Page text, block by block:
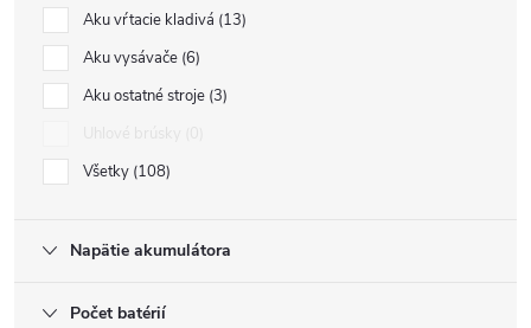
Aku vŕtacie kladivá 13
Aku vysávače 6
Aku ostatné stroje 3
Všetky 108
Napätie akumulátora
Počet batérií